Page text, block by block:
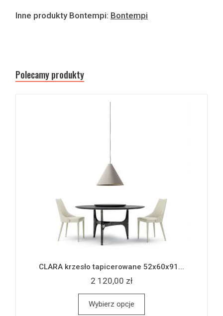
Inne produkty Bontempi: Bontempi
Polecamy produkty
CLARA krzesło tapicerowane 52x60x91...
2 120,00 zł
Wybierz opcje